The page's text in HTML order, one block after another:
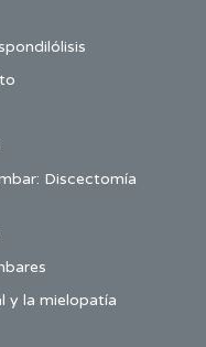
Discectomía
y la mielopatía